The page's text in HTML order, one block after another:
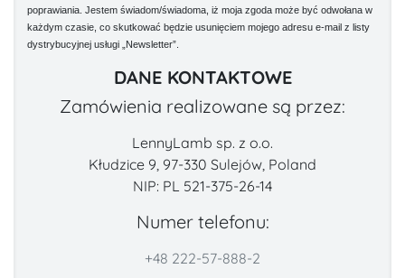
poprawiania. Jestem świadom/świadoma, iż moja zgoda może być odwołana w
każdym czasie, co skutkować będzie usunięciem mojego adresu e-mail z listy
dystrybucyjnej usługi „Newsletter”.
DANE KONTAKTOWE
Zamówienia realizowane są przez:
LennyLamb sp. z o.o.
Kłudzice 9, 97-330 Sulejów, Poland
NIP: PL 521-375-26-14
Numer telefonu:
+48 222-57-888-2